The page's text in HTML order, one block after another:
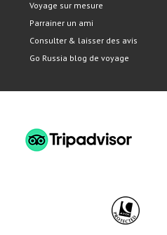
Voyage sur mesure
Parrainer un ami
Consulter & laisser des avis
Go Russia blog de voyage